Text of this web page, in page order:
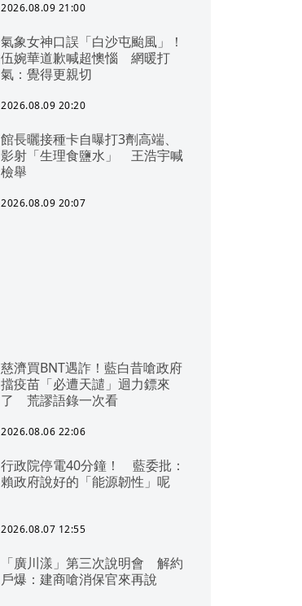
2026.08.09 21:00
氣象女神口誤「白沙屯颱風」！
伍婉華道歉喊超懊惱 網暖打
氣：覺得更親切
2026.08.09 20:20
館長曬接種卡自曝打3劑高端、
影射「生理食鹽水」 王浩宇喊
檢舉
2026.08.09 20:07
慈濟買BNT遇詐！藍白昔嗆政府
擋疫苗「必遭天譴」迴力鏢來
了 荒謬語錄一次看
2026.08.06 22:06
行政院停電40分鐘！ 藍委批：
賴政府說好的「能源韌性」呢
2026.08.07 12:55
「廣川漾」第三次說明會 解約
戶爆：建商嗆消保官來再說